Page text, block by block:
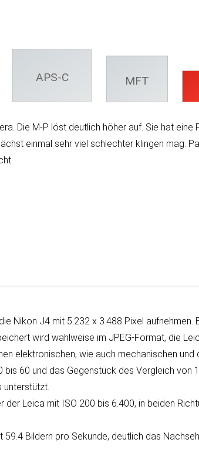
APS-C MFT
Die M-P löst deut­lich höher auf. Sie hat eine
ein­mal sehr viel schlech­ter klin­gen mag.
Nikon J4 mit 5.232 x 3.488 Pixel auf­neh­men.
wird wahl­weise im JPEG-Format, die
elektronischen, wie auch mechanischen und
60 und das Gegen­stück des Ver­gleich von
unterstützt.
Leica mit ISO 200 bis 6.400, in bei­den
Bildern pro Sekunde, deut­lich das